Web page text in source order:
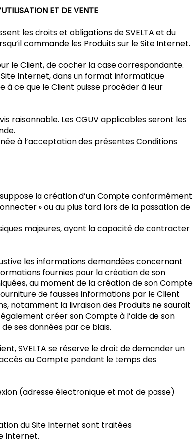
ET DE VENTE
les droits et obligations de SVELTA et du
commande les Produits sur le Site Internet.
le Client, de cocher la case correspondante.
Internet, dans un format informatique
ce que le Client puisse procéder à leur
raisonnable. Les CGUV applicables seront les
à l’acceptation des présentes Conditions
la création d’un Compte conformément
» ou au plus tard lors de la passation de
majeures, ayant la capacité de contracter
les informations demandées concernant
fournies pour la création de son
au moment de la création de son Compte
de fausses informations par le Client
notamment la livraison des Produits ne saurait
créer son Compte à l’aide de son
ses données par ce biais.
SVELTA se réserve le droit de demander un
au Compte pendant le temps des
(adresse électronique et mot de passe)
du Site Internet sont traitées
Internet.